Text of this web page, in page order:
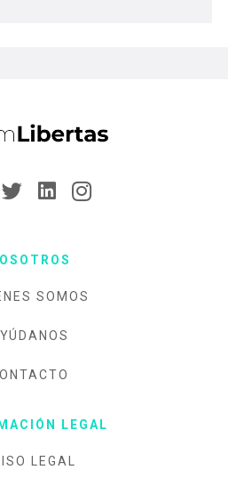
SOMOS
LEGAL
LEGAL